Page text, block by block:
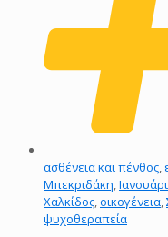
ασθένεια και πένθος,
Μπεκριδάκη,
Χαλκίδος,οικογένεια,
ψυχοθεραπεία